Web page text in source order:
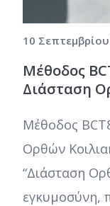
10
Μέθοδος
Διάσταση
Μέθοδος
Ορθών
“Διάσταση
εγκυμοσύνη,